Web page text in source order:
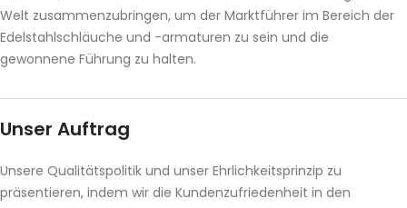
Welt zusammenzubringen, um der Marktführer im Bereich der
Edelstahlschläuche und -armaturen zu sein und die
gewonnene Führung zu halten.
Unser Auftrag
Unsere Qualitätspolitik und unser Ehrlichkeitsprinzip zu
präsentieren, indem wir die Kundenzufriedenheit in den